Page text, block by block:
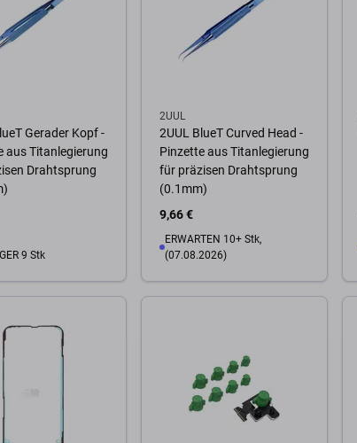
Gerader Kopf -
aus Titanlegierung
Drahtsprung
9 Stk
2UUL
2UUL BlueT Curved Head -
Pinzette aus Titanlegierung
für präzisen Drahtsprung
(0.1mm)
9,66 €
ERWARTEN 10+ Stk,
(07.08.2026)